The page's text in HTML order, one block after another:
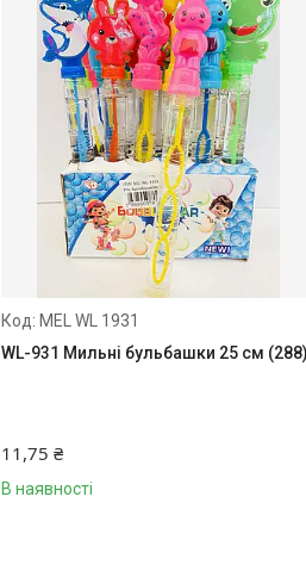
MEL WL 1931
WL-931 Мильні бульбашки 25 см (288)
11,75 ₴
В наявності